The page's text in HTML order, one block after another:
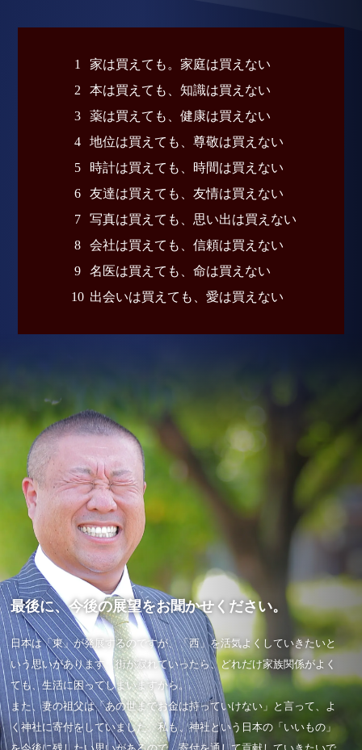
1
家は買えても。家庭は買えない
2
本は買えても、知識は買えない
3
薬は買えても、健康は買えない
4
地位は買えても、尊敬は買えない
5
時計は買えても、時間は買えない
6
友達は買えても、友情は買えない
7
写真は買えても、思い出は買えない
8
会社は買えても、信頼は買えない
9
名医は買えても、命は買えない
10 出会いは買えても、愛は買えない
最後に、今後の展望をお聞かせください。
日本は「東」が発展するのですが、「西」を活気よくしていきたいと
いう思いがあります。街が寂れていったら、どれだけ家族関係がよく
ても、生活に困ってしまいますから。
また、妻の祖父は「あの世までお金は持っていけない」と言って、よ
く神社に寄付をしていました。私も、神社という日本の「いいもの」